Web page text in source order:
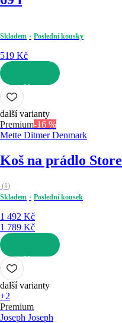
Skladem Poslední kousky
519 Kč
DO KOŠÍKU
další varianty
Premium-16 %
Mette Ditmer Denmark
Koš na prádlo
(1)
Skladem
Poslední kousek
1 492 Kč
1 789 Kč
DO KOŠÍKU
další varianty
+2
Premium
Joseph Joseph